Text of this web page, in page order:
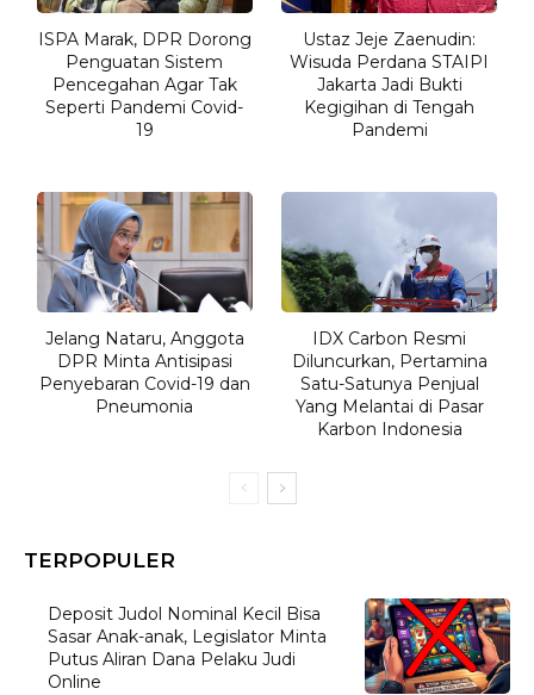
ISPA Marak, DPR Dorong
Penguatan Sistem
Pencegahan Agar Tak
Seperti Pandemi Covid-
19
Ustaz Jeje Zaenudin:
Wisuda Perdana STAIPI
Jakarta Jadi Bukti
Kegigihan di Tengah
Pandemi
Jelang Nataru, Anggota
DPR Minta Antisipasi
Penyebaran Covid-19 dan
Pneumonia
IDX Carbon Resmi
Diluncurkan, Pertamina
Satu-Satunya Penjual
Yang Melantai di Pasar
Karbon Indonesia
TERPOPULER
Deposit Judol Nominal Kecil Bisa
Sasar Anak-anak, Legislator Minta
Putus Aliran Dana Pelaku Judi
Online